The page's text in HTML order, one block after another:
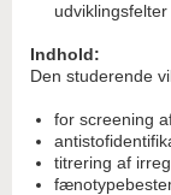
udviklingsfelter
Indhold:
Den studerende
for screening
titrering af